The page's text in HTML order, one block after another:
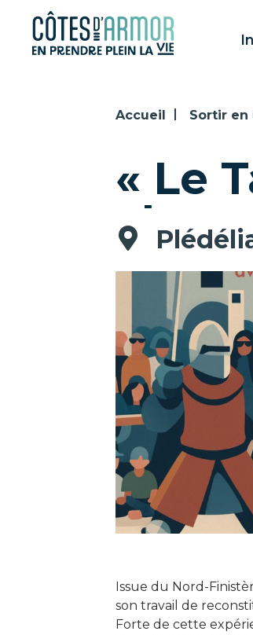
Panneau de gestion des cookies
Accueil Sortir en
« Le
Issue du Nord-
son travail de
Forte de cette